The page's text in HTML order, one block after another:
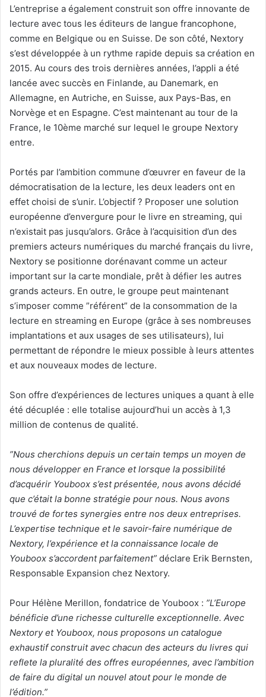
L’entreprise a également construit son offre innovante de
lecture avec tous les éditeurs de langue francophone,
comme en Belgique ou en Suisse. De son côté, Nextory
s’est développée à un rythme rapide depuis sa création en
2015. Au cours des trois dernières années, l’appli a été
lancée avec succès en Finlande, au Danemark, en
Allemagne, en Autriche, en Suisse, aux Pays-Bas, en
Norvège et en Espagne. C’est maintenant au tour de la
France, le 10ème marché sur lequel le groupe Nextory
entre.
Portés par l’ambition commune d’œuvrer en faveur de la
démocratisation de la lecture, les deux leaders ont en
effet choisi de s’unir. L’objectif ? Proposer une solution
européenne d’envergure pour le livre en streaming, qui
n’existait pas jusqu’alors. Grâce à l’acquisition d’un des
premiers acteurs numériques du marché français du livre,
Nextory se positionne dorénavant comme un acteur
important sur la carte mondiale, prêt à défier les autres
grands acteurs. En outre, le groupe peut maintenant
s’imposer comme ”référent” de la consommation de la
lecture en streaming en Europe (grâce à ses nombreuses
implantations et aux usages de ses utilisateurs), lui
permettant de répondre le mieux possible à leurs attentes
et aux nouveaux modes de lecture.
Son offre d’expériences de lectures uniques a quant à elle
été décuplée : elle totalise aujourd’hui un accès à 1,3
million de contenus de qualité.
”Nous cherchions depuis un certain temps un moyen de
nous développer en France et lorsque la possibilité
d’acquérir Youboox s’est présentée, nous avons décidé
que c’était la bonne stratégie pour nous. Nous avons
trouvé de fortes synergies entre nos deux entreprises.
L’expertise technique et le savoir-faire numérique de
Nextory, l’expérience et la connaissance locale de
Youboox s’accordent parfaitement” déclare Erik Bernsten,
Responsable Expansion chez Nextory.
Pour Hélène Merillon, fondatrice de Youboox : ”L’Europe
bénéficie d’une richesse culturelle exceptionnelle. Avec
Nextory et Youboox, nous proposons un catalogue
exhaustif construit avec chacun des acteurs du livres qui
reflete la pluralité des offres européennes, avec l’ambition
de faire du digital un nouvel atout pour le monde de
l’édition.”